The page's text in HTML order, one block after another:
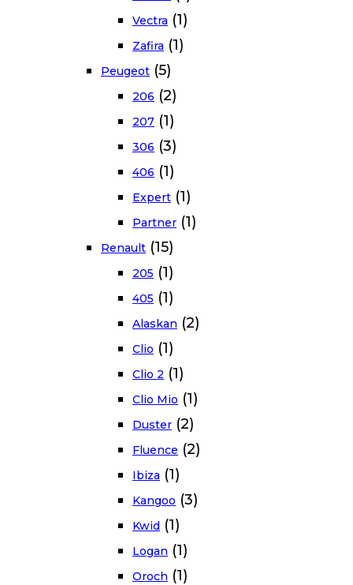
Vectra (1)
Zafira (1)
Peugeot (5)
206 (2)
207 (1)
306 (3)
406 (1)
Expert (1)
Partner (1)
Renault (15)
205 (1)
405 (1)
Alaskan (2)
Clio (1)
Clio 2 (1)
Clio Mio (1)
Duster (2)
Fluence (2)
Ibiza (1)
Kangoo (3)
Kwid (1)
Logan (1)
Oroch (1)